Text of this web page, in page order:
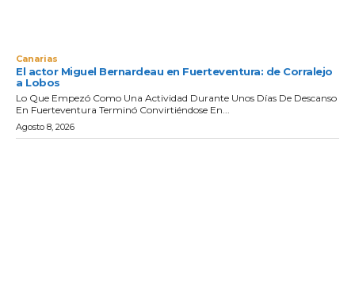
Canarias
El actor Miguel Bernardeau en Fuerteventura: de Corralejo
a Lobos
Lo Que Empezó Como Una Actividad Durante Unos Días De Descanso
En Fuerteventura Terminó Convirtiéndose En...
Agosto 8, 2026